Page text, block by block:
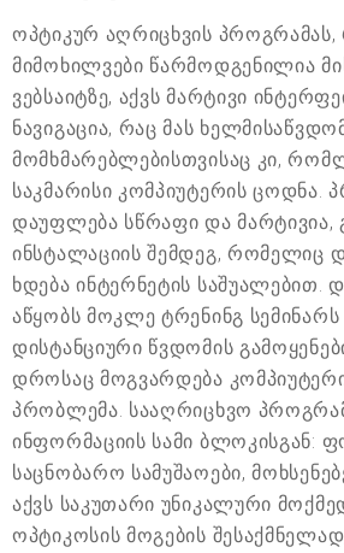
ოპტიკურ აღრიცხვის
მიმოხილვები წარმოდგენილია
ვებსაიტზე, აქვს მარტივი
ნავიგაცია, რაც მას
მომხმარებლებისთვისაც კი,
საკმარისი კომპიუტერის ცოდნა.
დაუფლება სწრაფი და მარტივია,
ინსტალაციის შემდეგ, რომელიც
ხდება ინტერნეტის საშუალებით.
აწყობს მოკლე ტრენინგ სემინარს
დისტანციური წვდომის
დროსაც მოგვარდება
პრობლემა. სააღრიცხვო
ინფორმაციის სამი ბლოკისგან:
საცნობარო სამუშაოები,
აქვს საკუთარი უნიკალური
ოპტიკოსის მოგების